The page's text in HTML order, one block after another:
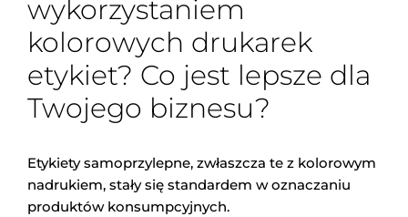
wykorzystaniem
kolorowych drukarek
etykiet? Co jest lepsze dla
Twojego biznesu?
Etykiety samoprzylepne, zwłaszcza te z kolorowym
nadrukiem, stały się standardem w oznaczaniu
produktów konsumpcyjnych.